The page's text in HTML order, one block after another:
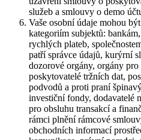
služeb a smlouvy o demo
Vaše osobní údaje mohou
kategoriím subjektů:
rychlých plateb,
patří správce údajů, kurýrní
dozorové orgány, orgány
poskytovatelé tržních dat,
podvodů a proti praní
investiční fondy, dodavatelé
pro obsluhu transakcí a
rámci plnění rámcové
obchodních informací